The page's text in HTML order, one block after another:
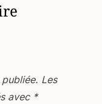
Les
avec *